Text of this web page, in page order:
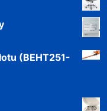
(BEHT251-